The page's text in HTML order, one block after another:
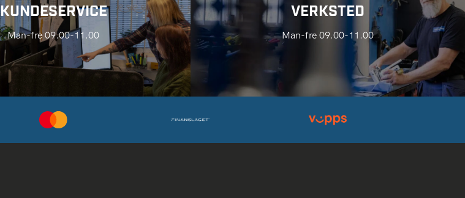
KUNDESERVICE
Man-fre 09.00-11.00
VERKSTED
Man-fre 09.00-11.00